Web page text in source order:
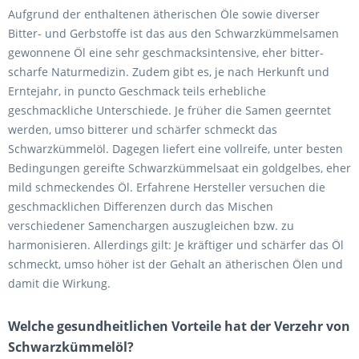
Aufgrund der enthaltenen ätherischen Öle sowie diverser
Bitter- und Gerbstoffe ist das aus den Schwarzkümmelsamen
gewonnene Öl eine sehr geschmacksintensive, eher bitter-
scharfe Naturmedizin. Zudem gibt es, je nach Herkunft und
Erntejahr, in puncto Geschmack teils erhebliche
geschmackliche Unterschiede. Je früher die Samen geerntet
werden, umso bitterer und schärfer schmeckt das
Schwarzkümmelöl. Dagegen liefert eine vollreife, unter besten
Bedingungen gereifte Schwarzkümmelsaat ein goldgelbes, eher
mild schmeckendes Öl. Erfahrene Hersteller versuchen die
geschmacklichen Differenzen durch das Mischen
verschiedener Samenchargen auszugleichen bzw. zu
harmonisieren. Allerdings gilt: Je kräftiger und schärfer das Öl
schmeckt, umso höher ist der Gehalt an ätherischen Ölen und
damit die Wirkung.
Welche gesundheitlichen Vorteile hat der Verzehr von
Schwarzkümmelöl?